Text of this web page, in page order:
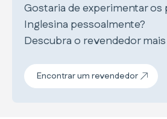
Gostaria de experimentar
Inglesina pessoalmente?
Descubra o revendedor
Encontrar um revendedor